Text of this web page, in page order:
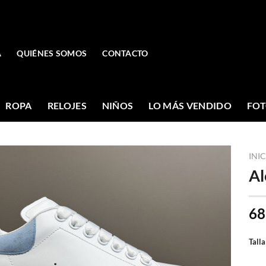
QUIÉNES SOMOS CONTACTO
ROPA RELOJES NIÑOS LO MÁS VENDIDO